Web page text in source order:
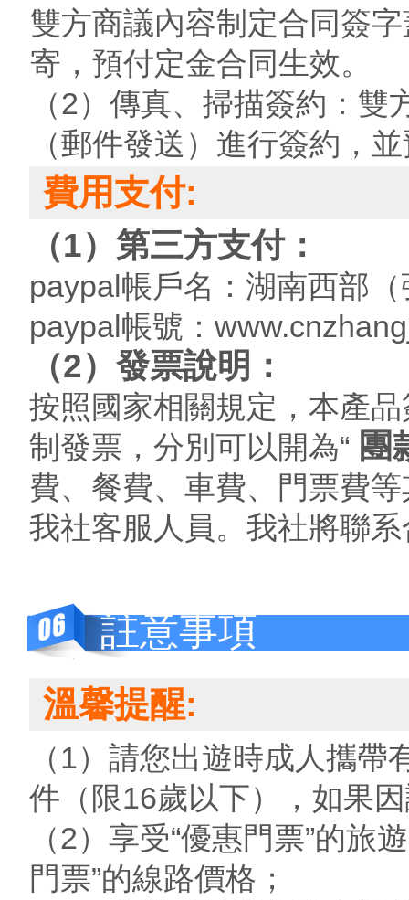
雙方商議內容制定合同簽
寄，預付定金合同生效。
（2）傳真、掃描簽約：
（郵件發送）進行簽約，
費用支付:
（1）第三方支付：
paypal帳戶名：湖南西部
paypal帳號：
（2）發票說明：
按照國家相關規定，本產
制發票，分別可以開為“ 團
費、餐費、車費、門票費
我社客服人員。我社將聯
註意事項
溫馨提醒:
（1）請您出遊時成人攜
件（限16歲以下），如果
（2）享受“優惠門票”的旅
門票”的線路價格；